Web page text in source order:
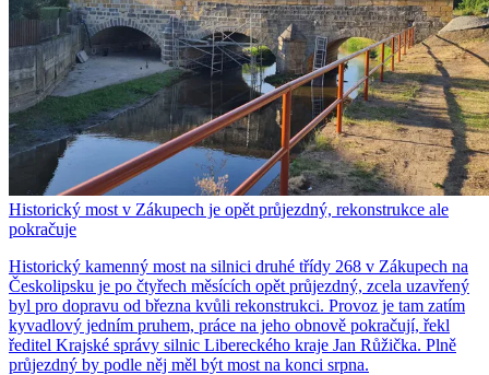
Historický most v Zákupech je opět průjezdný, rekonstrukce ale
pokračuje
Historický kamenný most na silnici druhé třídy 268 v Zákupech na
Českolipsku je po čtyřech měsících opět průjezdný, zcela uzavřený
byl pro dopravu od března kvůli rekonstrukci. Provoz je tam zatím
kyvadlový jedním pruhem, práce na jeho obnově pokračují, řekl
ředitel Krajské správy silnic Libereckého kraje Jan Růžička. Plně
průjezdný by podle něj měl být most na konci srpna.